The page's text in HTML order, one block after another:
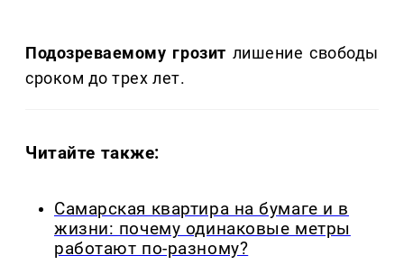
Подозреваемому грозит лишение свободы
сроком до трех лет.
Читайте также:
Самарская квартира на бумаге и в
жизни: почему одинаковые метры
работают по-разному?